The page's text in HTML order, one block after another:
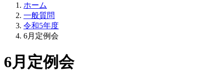
ホーム
一般質問
令和5年度
6月定例会
6月定例会